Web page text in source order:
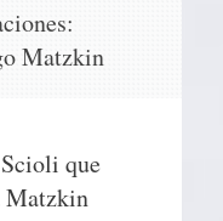
Matzkin
que
Matzkin